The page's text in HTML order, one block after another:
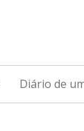
Diário de